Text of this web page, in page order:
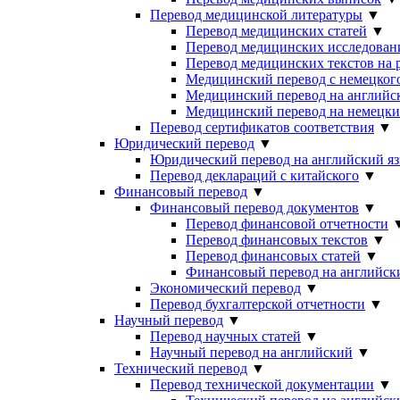
Перевод медицинской литературы ▼
Перевод медицинских статей ▼
Перевод медицинских
Перевод медицинских текстов на
Медицинский перевод с
Медицинский перевод на
Медицинский перевод на
Перевод сертификатов соответствия ▼
Юридический перевод ▼
Юридический перевод на английский
Перевод деклараций с китайского ▼
Финансовый перевод ▼
Финансовый перевод документов ▼
Перевод финансовой отчетности
Перевод финансовых текстов ▼
Перевод финансовых статей ▼
Финансовый перевод на
Экономический перевод ▼
Перевод бухгалтерской отчетности ▼
Научный перевод ▼
Перевод научных статей ▼
Научный перевод на английский ▼
Технический перевод ▼
Перевод технической документации ▼